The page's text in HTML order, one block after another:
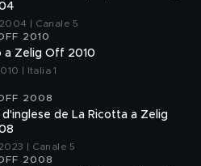
| Canale 5
2010
a Zelig Off 2010
| Italia 1
2008
d'inglese de La Ricotta a Zelig
| Canale 5
2008